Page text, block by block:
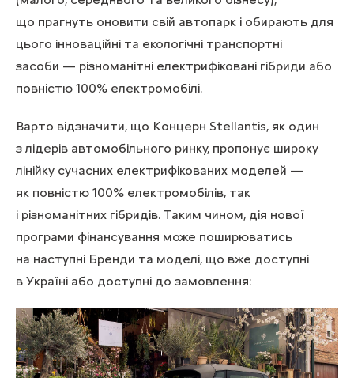
що прагнуть оновити свій автопарк і обирають для
цього інноваційні та екологічні транспортні
засоби — різноманітні електрифіковані гібриди або
повністю 100% електромобілі.
Варто відзначити, що Концерн Stellantis, як один
з лідерів автомобільного ринку, пропонує широку
лінійку сучасних електрифікованих моделей —
як повністю 100% електромобілів, так
і різноманітних гібридів. Таким чином, дія нової
програми фінансування може поширюватись
на наступні Бренди та моделі, що вже доступні
в Україні або доступні до замовлення: